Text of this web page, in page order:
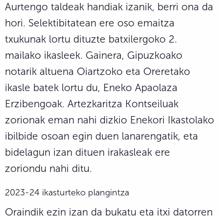
Aurtengo taldeak handiak izanik, berri ona da
hori. Selektibitatean ere oso emaitza
txukunak lortu dituzte batxilergoko 2.
mailako ikasleek. Gainera, Gipuzkoako
notarik altuena Oiartzoko eta Oreretako
ikasle batek lortu du, Eneko Apaolaza
Erzibengoak. Artezkaritza Kontseiluak
zorionak eman nahi dizkio Enekori Ikastolako
ibilbide osoan egin duen lanarengatik, eta
bidelagun izan dituen irakasleak ere
zoriondu nahi ditu.
2023-24 ikasturteko plangintza
Oraindik ezin izan da bukatu eta itxi datorren